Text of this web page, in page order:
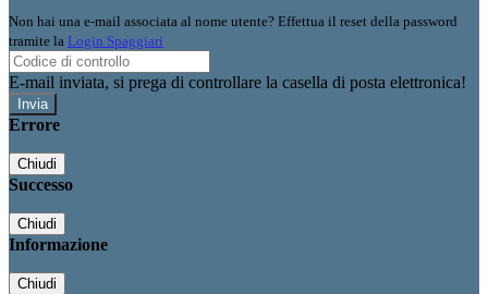
Non hai una e-mail associata al nome utente? Effettua il reset della password
tramite la Login Spaggiari
E-mail inviata, si prega di controllare la casella di posta elettronica!
Errore
Chiudi
Successo
Chiudi
Informazione
Chiudi